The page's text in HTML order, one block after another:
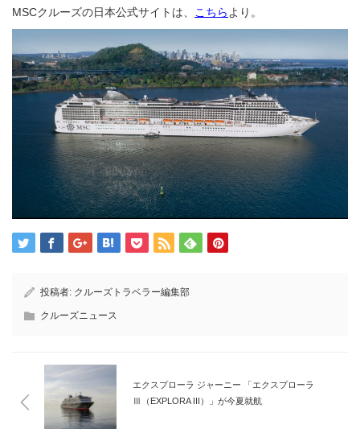
MSCクルーズの日本公式サイトは、 こちら より。
投稿者: クルーズトラベラー編集部
クルーズニュース
エクスプローラ ジャーニー 「エクスプローラ
Ⅲ（EXPLORA III）」が今夏就航